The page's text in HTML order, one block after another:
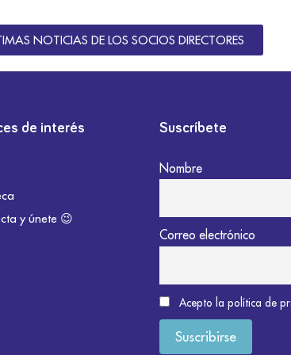
NOTICIAS DE LOS SOCIOS DIRECTORES
de interés
y únete 😉
Suscríbete
Nombre
Correo electrónico
Acepto la política de